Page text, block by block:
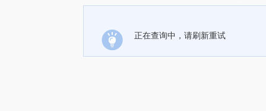
正在查询中，请刷新重试